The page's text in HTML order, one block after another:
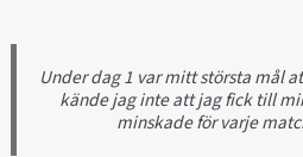
Under dag 1 var mitt största mål
kände jag inte att jag fick till
minskade för varje